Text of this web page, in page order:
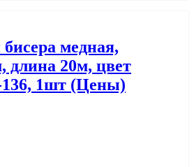
медная,
длина 20м, цвет
1шт (Цены)